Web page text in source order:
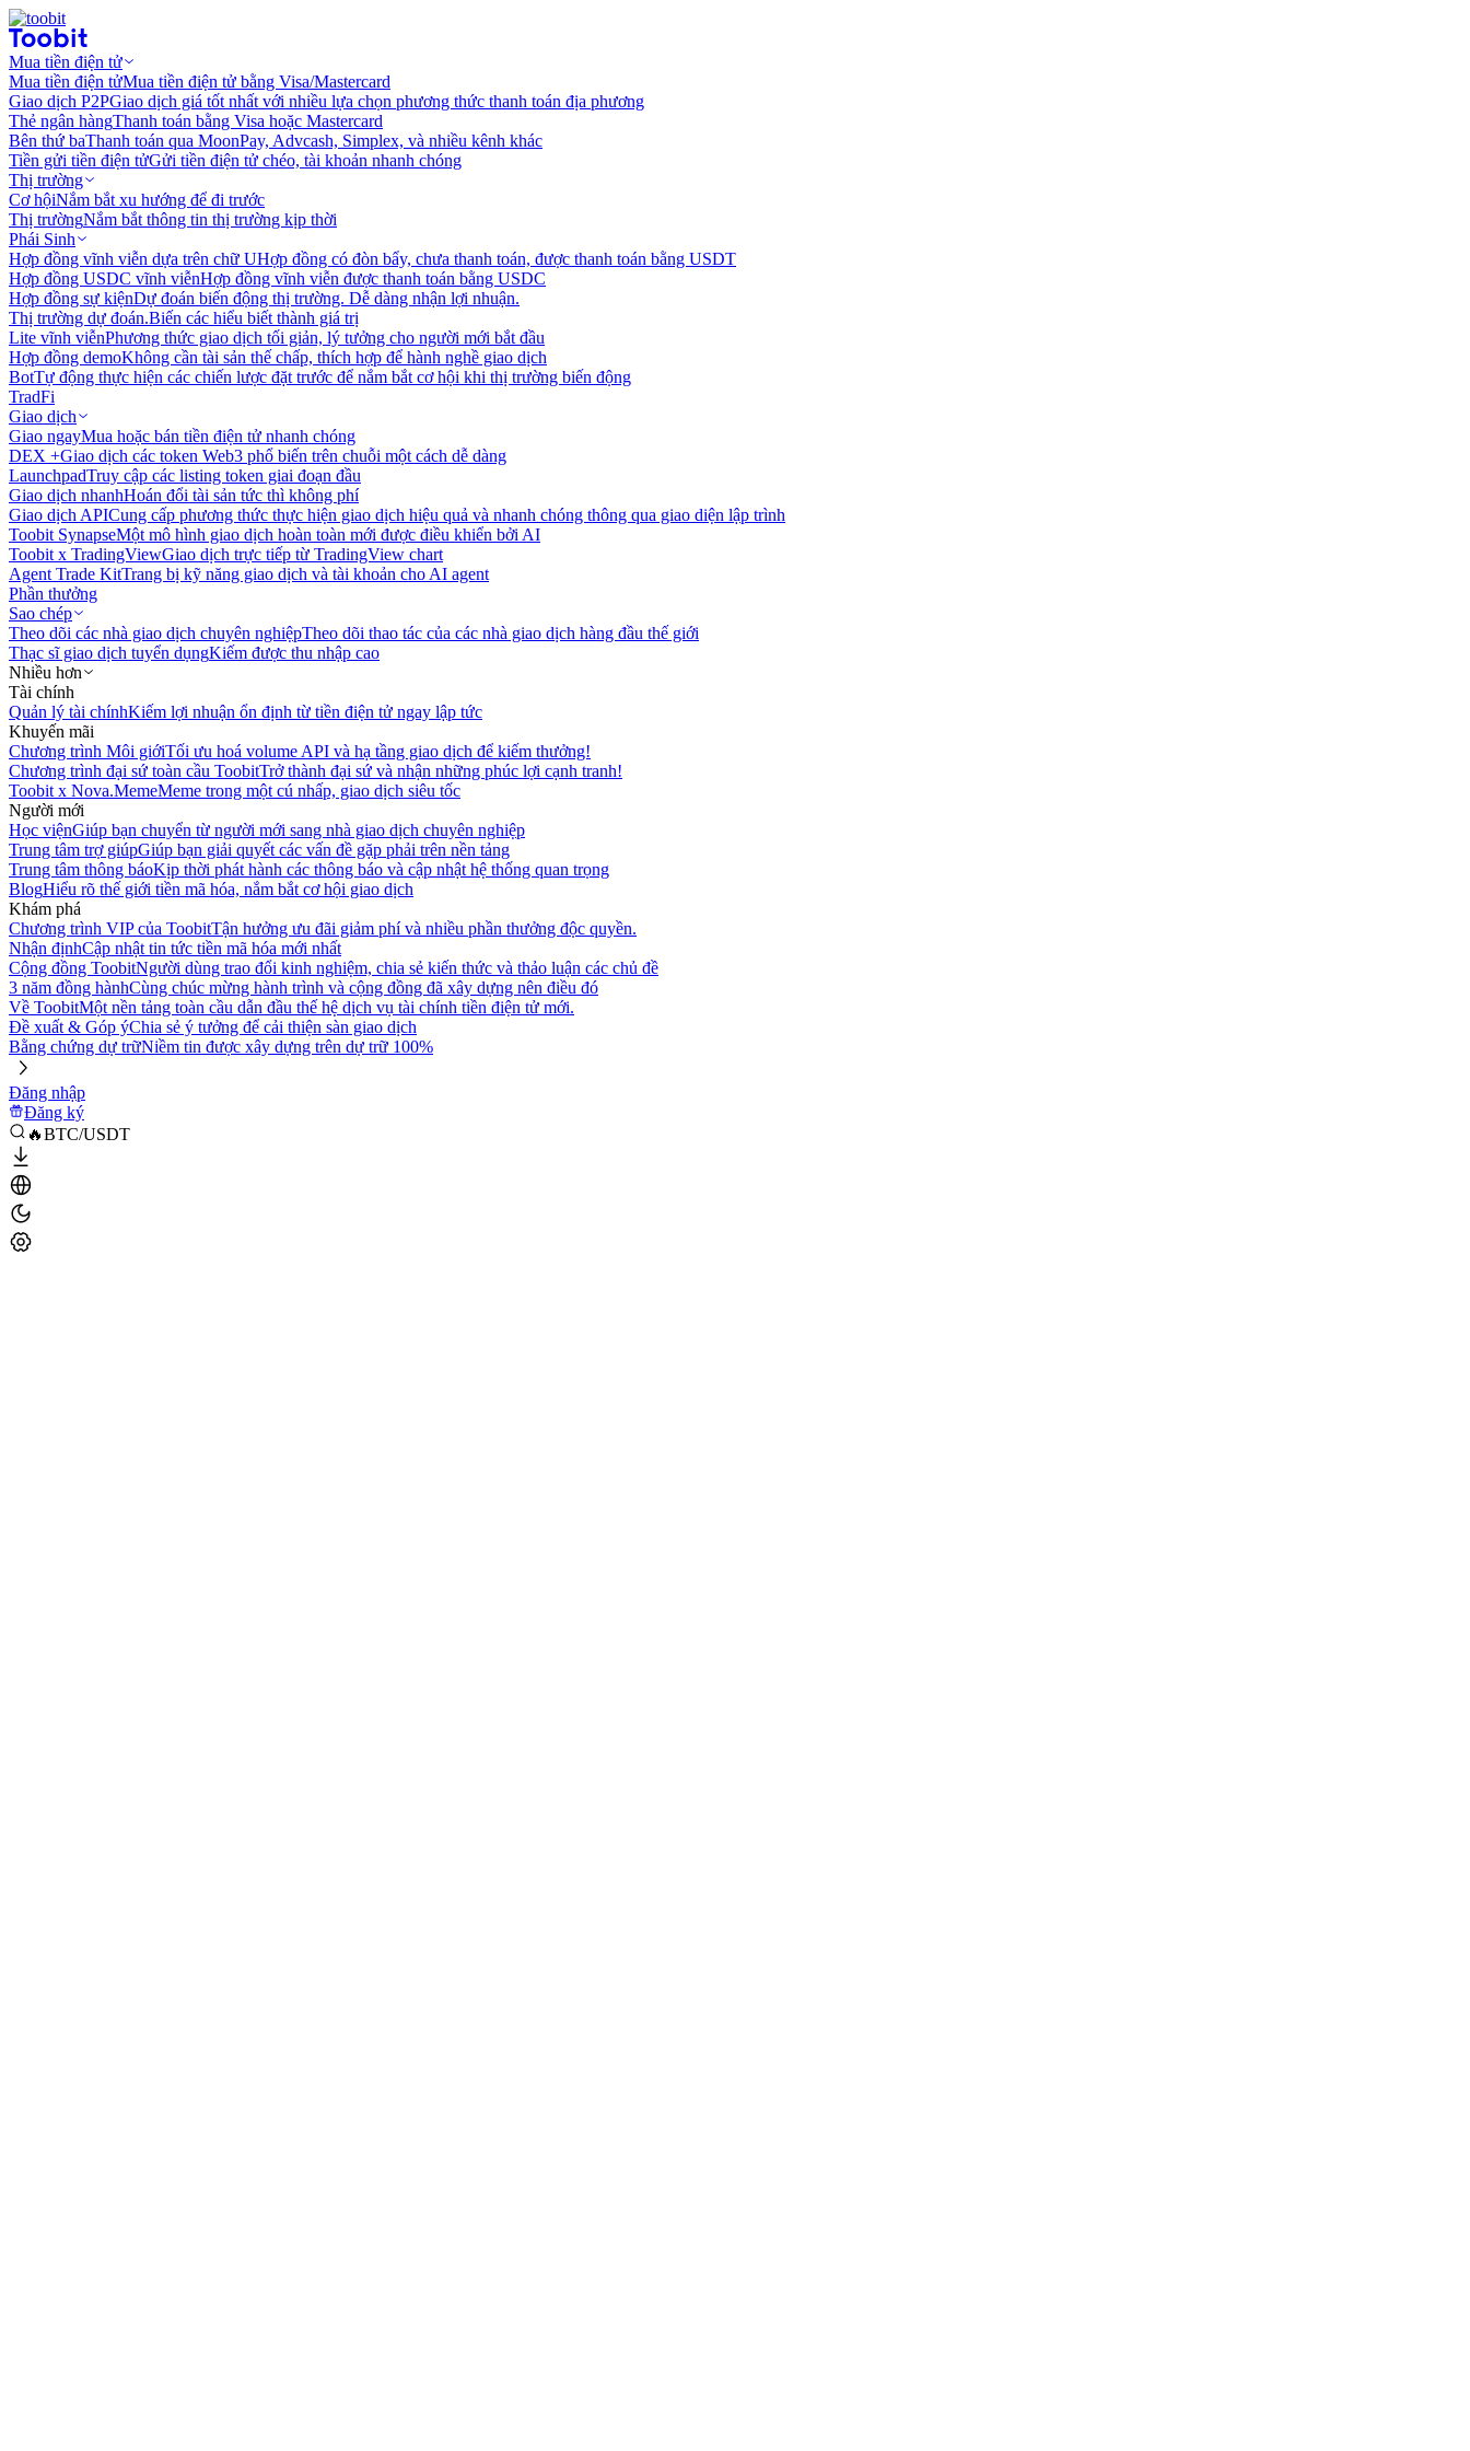
Mua tiền điện tử
Mua tiền điện tửMua tiền điện tử bằng Visa/Mastercard
Giao dịch P2PGiao dịch giá tốt nhất với nhiều lựa chọn phương thức thanh toán địa phương
Thẻ ngân hàngThanh toán bằng Visa hoặc Mastercard
Bên thứ baThanh toán qua MoonPay, Advcash, Simplex, và nhiều kênh khác
Tiền gửi tiền điện tửGửi tiền điện tử chéo, tài khoản nhanh chóng
Thị trường
Cơ hộiNắm bắt xu hướng để đi trước
Thị trườngNắm bắt thông tin thị trường kịp thời
Phái Sinh
Hợp đồng vĩnh viễn dựa trên chữ UHợp đồng có đòn bẩy, chưa thanh toán, được thanh toán bằng USDT
Hợp đồng USDC vĩnh viễnHợp đồng vĩnh viễn được thanh toán bằng USDC
Hợp đồng sự kiệnDự đoán biến động thị trường. Dễ dàng nhận lợi nhuận.
Thị trường dự đoán.Biến các hiểu biết thành giá trị
Lite vĩnh viễnPhương thức giao dịch tối giản, lý tưởng cho người mới bắt đầu
Hợp đồng demoKhông cần tài sản thế chấp, thích hợp để hành nghề giao dịch
BotTự động thực hiện các chiến lược đặt trước để nắm bắt cơ hội khi thị trường biến động
TradFi
Giao dịch
Giao ngayMua hoặc bán tiền điện tử nhanh chóng
DEX +Giao dịch các token Web3 phổ biến trên chuỗi một cách dễ dàng
LaunchpadTruy cập các listing token giai đoạn đầu
Giao dịch nhanhHoán đổi tài sản tức thì không phí
Giao dịch APICung cấp phương thức thực hiện giao dịch hiệu quả và nhanh chóng thông qua giao diện lập trình
Toobit SynapseMột mô hình giao dịch hoàn toàn mới được điều khiển bởi AI
Toobit x TradingViewGiao dịch trực tiếp từ TradingView chart
Agent Trade KitTrang bị kỹ năng giao dịch và tài khoản cho AI agent
Phần thưởng
Sao chép
Theo dõi các nhà giao dịch chuyên nghiệpTheo dõi thao tác của các nhà giao dịch hàng đầu thế giới
Thạc sĩ giao dịch tuyển dụngKiếm được thu nhập cao
Nhiều hơn
Tài chính
Quản lý tài chínhKiếm lợi nhuận ổn định từ tiền điện tử ngay lập tức
Khuyến mãi
Chương trình Môi giớiTối ưu hoá volume API và hạ tầng giao dịch để kiếm thưởng!
Chương trình đại sứ toàn cầu ToobitTrở thành đại sứ và nhận những phúc lợi cạnh tranh!
Toobit x Nova.MemeMeme trong một cú nhấp, giao dịch siêu tốc
Người mới
Học việnGiúp bạn chuyển từ người mới sang nhà giao dịch chuyên nghiệp
Trung tâm trợ giúpGiúp bạn giải quyết các vấn đề gặp phải trên nền tảng
Trung tâm thông báoKịp thời phát hành các thông báo và cập nhật hệ thống quan trọng
BlogHiểu rõ thế giới tiền mã hóa, nắm bắt cơ hội giao dịch
Khám phá
Chương trình VIP của ToobitTận hưởng ưu đãi giảm phí và nhiều phần thưởng độc quyền.
Nhận địnhCập nhật tin tức tiền mã hóa mới nhất
Cộng đồng ToobitNgười dùng trao đổi kinh nghiệm, chia sẻ kiến thức và thảo luận các chủ đề
3 năm đồng hànhCùng chúc mừng hành trình và cộng đồng đã xây dựng nên điều đó
Về ToobitMột nền tảng toàn cầu dẫn đầu thế hệ dịch vụ tài chính tiền điện tử mới.
Đề xuất & Góp ýChia sẻ ý tưởng để cải thiện sàn giao dịch
Bằng chứng dự trữNiềm tin được xây dựng trên dự trữ 100%
Đăng nhập
Đăng ký
🔥BTC/USDT